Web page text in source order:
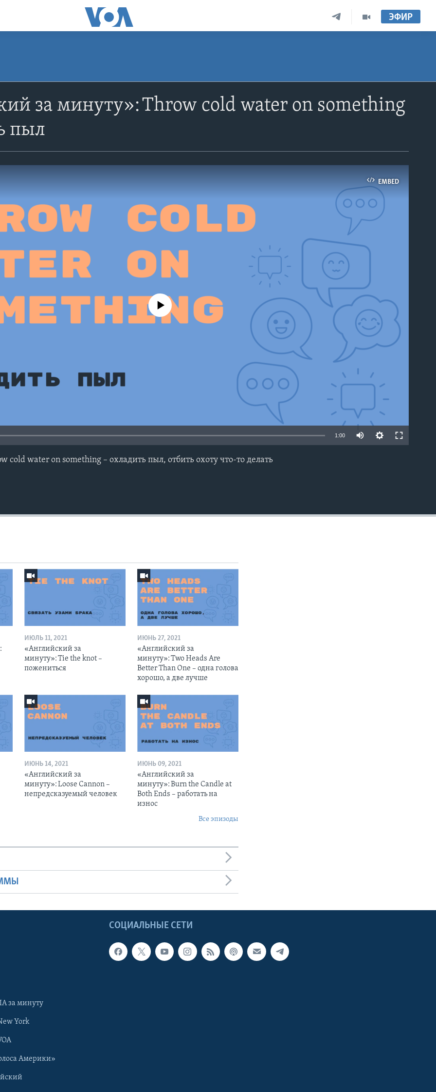
ЭФИР
за минуту»: Throw cold water on something
пыл
EMBED
No media source currently available
1:00
cold water on something – охладить пыл, отбить охоту что-то делать
ИЮЛЬ 11, 2021
«Английский за
минуту»: Tie the knot –
пожениться
ИЮНЬ 27, 2021
«Английский за
минуту»: Two Heads Are
Better Than One – одна голова
хорошо, а две лучше
ИЮНЬ 14, 2021
«Английский за
минуту»: Loose Cannon –
непредсказуемый человек
ИЮНЬ 09, 2021
«Английский за
минуту»: Burn the Candle at
Both Ends – работать на
износ
Все эпизоды
СОЦИАЛЬНЫЕ СЕТИ
за минуту
York
Америки»